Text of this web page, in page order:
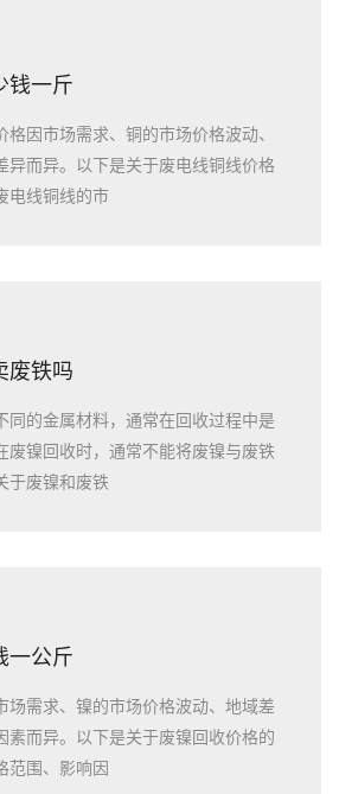
钱一斤
格因市场需求、铜的市场价格波动、
异而异。以下是关于废电线铜线价格
电线铜线的市
废铁吗
同的金属材料，通常在回收过程中是
废镍回收时，通常不能将废镍与废铁
于废镍和废铁
一公斤
场需求、镍的市场价格波动、地域差
素而异。以下是关于废镍回收价格的
范围、影响因